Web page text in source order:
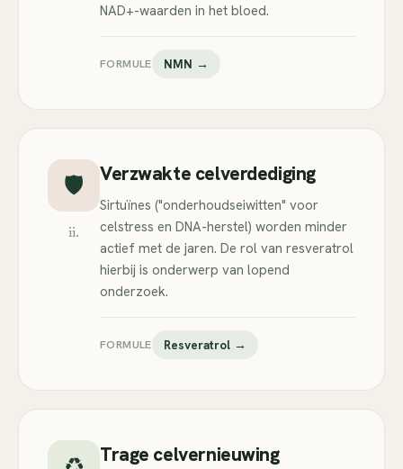
NAD+-waarden in het bloed.
FORMULE NMN →
🛡️
ii.
Verzwakte celverdediging
Sirtuïnes ("onderhoudseiwitten" voor
celstress en DNA-herstel) worden minder
actief met de jaren. De rol van resveratrol
hierbij is onderwerp van lopend
onderzoek.
FORMULE Resveratrol →
Trage celvernieuwing